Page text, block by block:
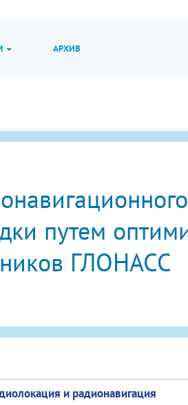
АРХИВ
путем
ГЛОНАСС
и радионавигация